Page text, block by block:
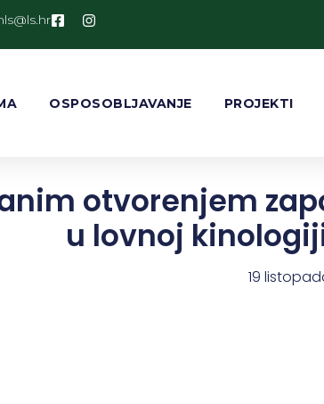
rh.sl
OSPOSOBLJAVANJE PROJEKTI
otvorenjem
u lovnoj
19